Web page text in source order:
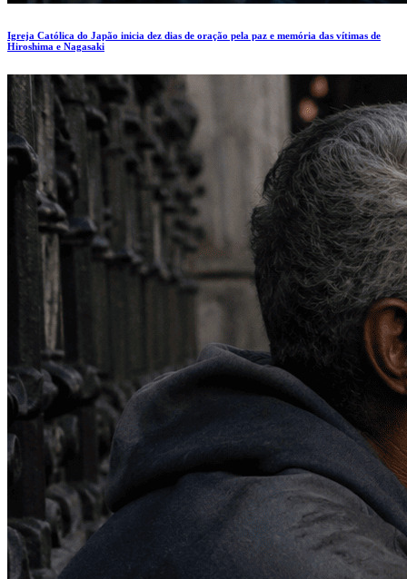
Igreja Católica do Japão inicia dez dias de oração pela paz e memória das vítimas de
Hiroshima e Nagasaki